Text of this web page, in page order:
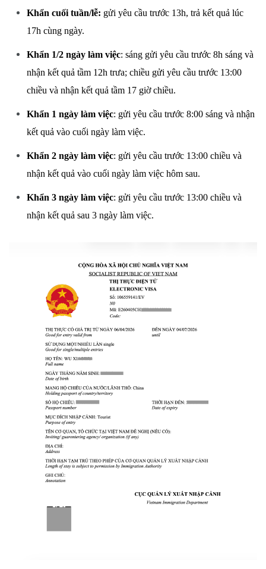
Khẩn cuối tuần/lễ: gửi yêu cầu trước 13h, trả kết quả lúc
17h cùng ngày.
Khẩn 1/2 ngày làm việc: sáng gửi yêu cầu trước 8h sáng và
nhận kết quả tầm 12h trưa; chiều gửi yêu cầu trước 13:00
chiều và nhận kết quả tầm 17 giờ chiều.
Khẩn 1 ngày làm việc: gửi yêu cầu trước 8:00 sáng và nhận
kết quả vào cuối ngày làm việc.
Khẩn 2 ngày làm việc: gửi yêu cầu trước 13:00 chiều và
nhận kết quả vào cuối ngày làm việc hôm sau.
Khẩn 3 ngày làm việc: gửi yêu cầu trước 13:00 chiều và
nhận kết quả sau 3 ngày làm việc.